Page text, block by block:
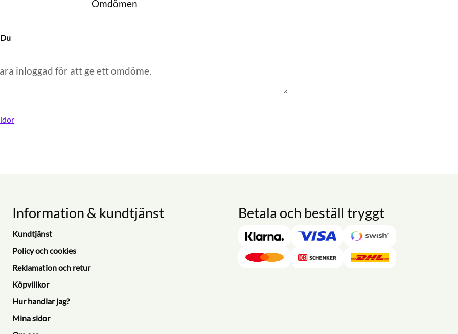
Omdömen
Du
Information & kundtjänst
Kundtjänst
Policy och cookies
Reklamation och retur
Köpvillkor
Hur handlar jag?
Mina sidor
Betala och beställ tryggt